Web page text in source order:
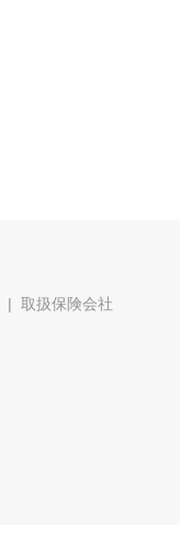
取扱保険会社